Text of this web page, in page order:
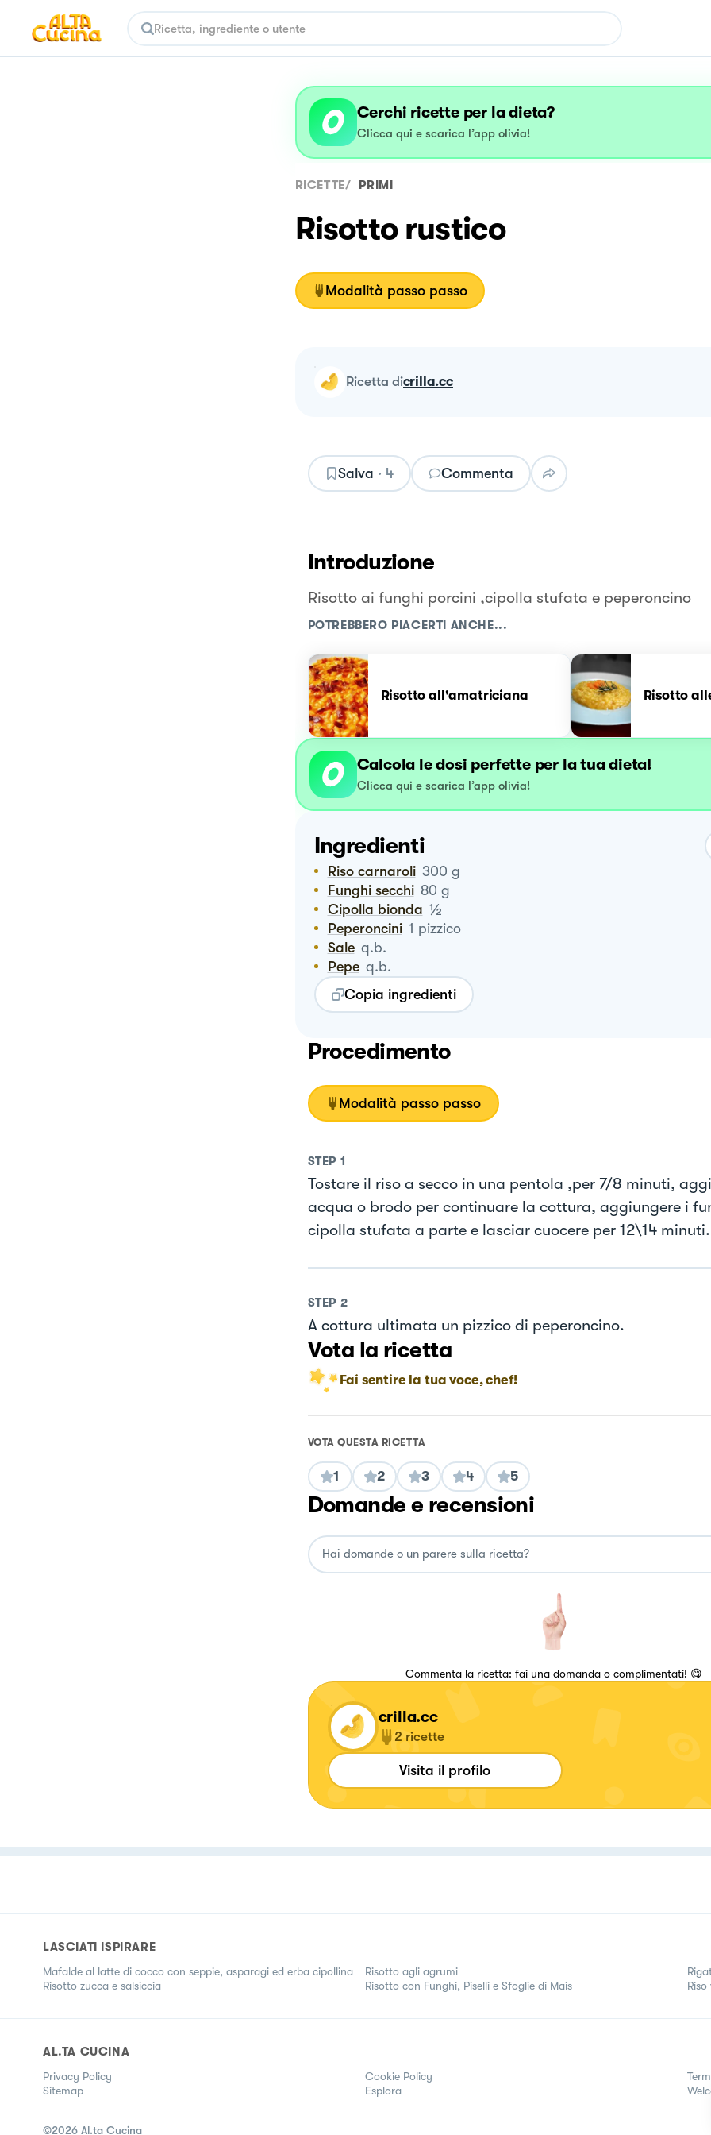
Cerchi ricette per la dieta?
Clicca qui e scarica l’app olivia!
RICETTE/ PRIMI
Risotto rustico
Modalità passo passo
ricetta dicrilla.cc
Salva · 4 Commenta
Introduzione
Risotto ai funghi porcini ,cipolla stufata e peperoncino
POTREBBERO PIACERTI ANCHE...
Risotto all'amatriciana Risotto
Calcola le dosi perfette per la tua dieta!
Clicca qui e scarica l’app olivia!
Ingredienti
Riso carnaroli 300 g
Funghi secchi 80 g
Cipolla bionda ½
Peperoncini 1 pizzico
Sale q.b.
Pepe q.b.
Copia ingredienti
Procedimento
Modalità passo passo
STEP 1
Tostare il riso a secco in una pentola ,per 7/8 minuti,
acqua o brodo per continuare la cottura, aggiungere i
cipolla stufata a parte e lasciar cuocere per 12\14 minuti.
STEP 2
A cottura ultimata un pizzico di peperoncino.
Vota la ricetta
Fai sentire la tua voce, chef!
VOTA QUESTA RICETTA
1 2 3 4 5
Domande e recensioni
Commenta la ricetta: fai una domanda o complimentati! 😋
crilla.cc
2 ricette
Visita il profilo
LASCIATI ISPIRARE
Mafalde al latte di cocco con seppie, asparagi ed erba cipollina
Risotto zucca e salsiccia
Risotto agli agrumi
Risotto con Funghi, Piselli e Sfoglie di Mais
AL.TA CUCINA
Privacy Policy Cookie Policy
Sitemap
Esplora
©2026 Al.ta Cucina